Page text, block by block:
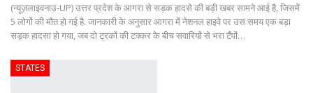
(न्यूज़लाइवनाउ-UP) उत्तर प्रदेश के आगरा से सड़क हादसे की बड़ी खबर सामने आई है, जिसमें
5 लोगों की मौत हो गई है. जानकारी के अनुसार आगरा में नेशनल हाइवे पर उस समय एक बड़ा
सड़क हादसा हो गया, जब दो ट्रकों की टक्कर के बीच सवारियों से भरा टैंपों…
STATES